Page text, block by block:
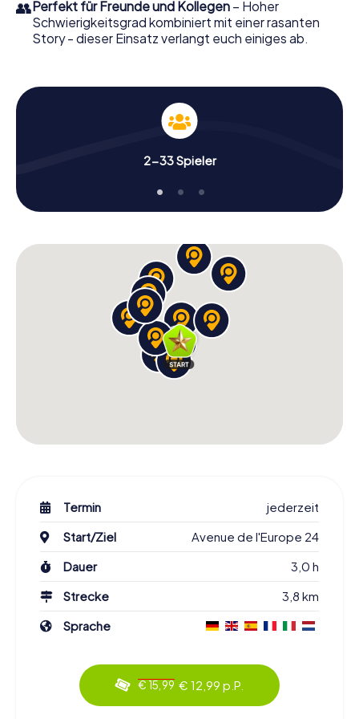
👥Perfekt für Freunde und Kollegen – Hoher
Schwierigkeitsgrad kombiniert mit einer rasanten
Story - dieser Einsatz verlangt euch einiges ab.
2-33 Spieler
Termin
jederzeit
Start/Ziel
Avenue de l'Europe 24
Dauer
3,0 h
Strecke
3,8 km
Sprache
€ 15,99 € 12,99 p.P.